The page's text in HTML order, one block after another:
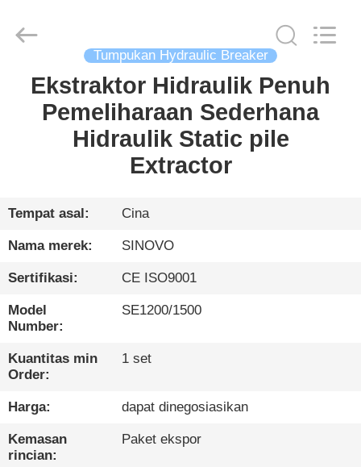
RUMAH
PRODUK
VR
KAMI
PABRIK
KONTROL
KUALITAS
Heavy
Industry
Reserved.
Tumpukan Hydraulic Breaker
Ekstraktor Hidraulik Penuh
Pemeliharaan Sederhana
Hidraulik Static pile
Extractor
Tempat asal: Cina
Nama merek: SINOVO
Sertifikasi: CE ISO9001
Model
Number:
SE1200/1500
Kuantitas min
Order:
1 set
Harga: dapat dinegosiasikan
Kemasan
rincian:
Paket ekspor